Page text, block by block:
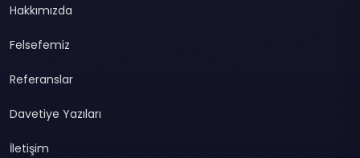
Hakkımızda
Felsefemiz
Referanslar
Davetiye Yazıları
İletişim